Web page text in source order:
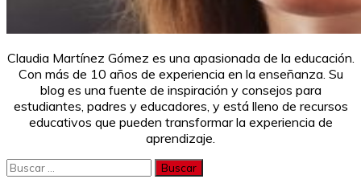
Claudia Martínez Gómez es una apasionada de la educación.
Con más de 10 años de experiencia en la enseñanza. Su
blog es una fuente de inspiración y consejos para
estudiantes, padres y educadores, y está lleno de recursos
educativos que pueden transformar la experiencia de
aprendizaje.
Buscar: